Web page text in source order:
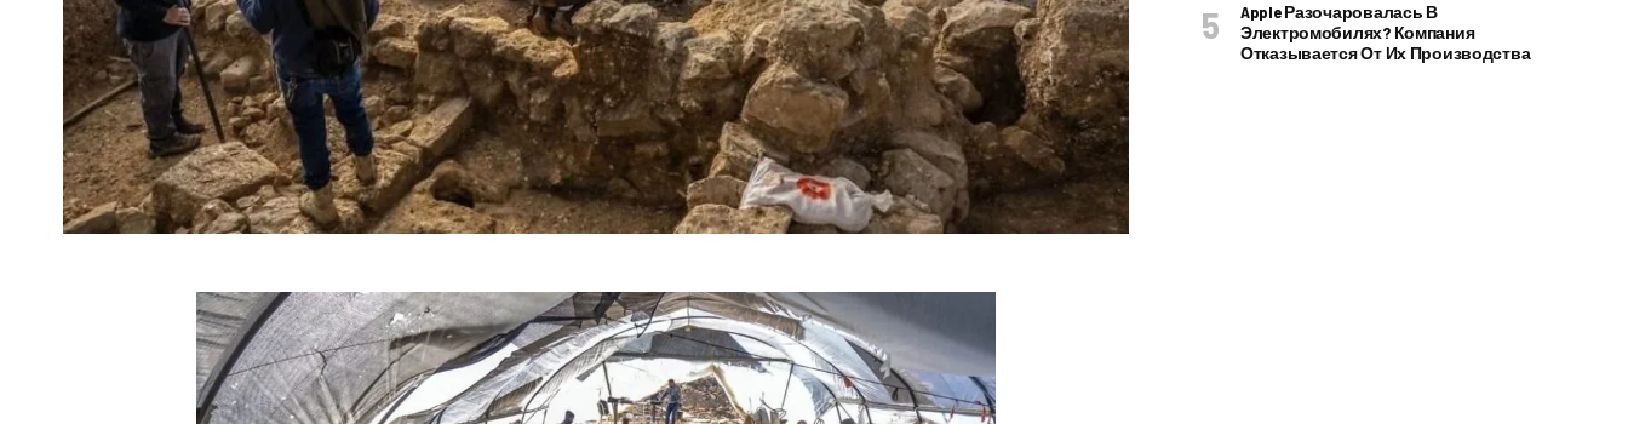
Apple Разочаровалась В
Электромобилях? Компания
Отказывается От Их Производства